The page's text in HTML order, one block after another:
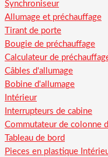
Synchroniseur
Allumage et préchauffage
Tirant de porte
Bougie de préchauffage
Calculateur de
Câbles d'allumage
Bobine d'allumage
Intérieur
Interrupteurs de cabine
Commutateur de colonne
Tableau de bord
Pieces en plastique